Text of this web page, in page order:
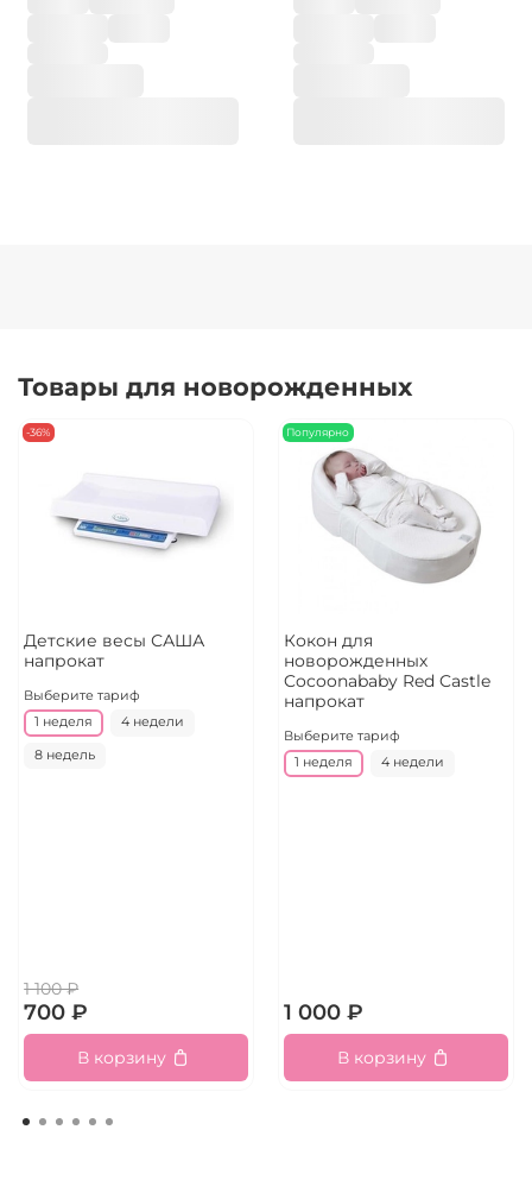
Товары для новорожденных
-36%
Детские весы САША
напрокат
Выберите тариф
1 неделя
4 недели
8 недель
1 100 ₽
700 ₽
В корзину
Популярно
Кокон для
новорожденных
Cocoonababy Red Castle
напрокат
Выберите тариф
1 неделя
4 недели
1 000 ₽
В корзину